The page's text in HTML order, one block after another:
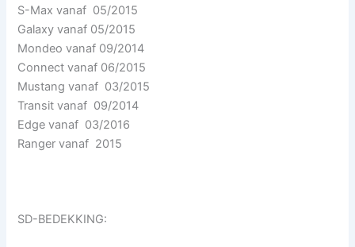
S-Max vanaf 05/2015
Galaxy vanaf 05/2015
Mondeo vanaf 09/2014
Connect vanaf 06/2015
Mustang vanaf 03/2015
Transit vanaf 09/2014
Edge vanaf 03/2016
Ranger vanaf 2015
SD-BEDEKKING: